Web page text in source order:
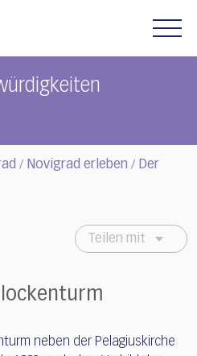
/ Novigrad erleben / Der
Teilen mit
neben der Pelagiuskirche